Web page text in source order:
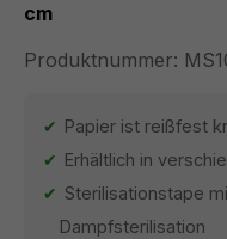
cm
Produktnummer:
Papier ist reißfest
Erhältlich in
Sterilisationstape
Dampfsterilisation